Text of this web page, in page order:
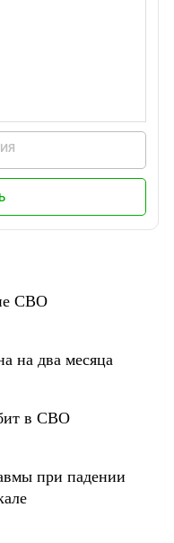
СВО
на два месяца
в СВО
при падении